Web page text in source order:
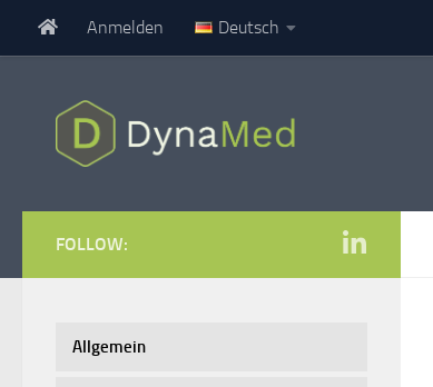
Zum Inhalt springen
Anmelden Deutsch
FOLLOW:
Allgemein